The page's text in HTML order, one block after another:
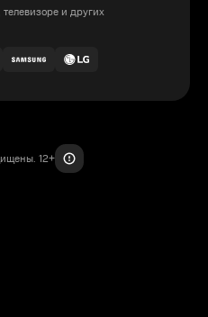
и других
12+